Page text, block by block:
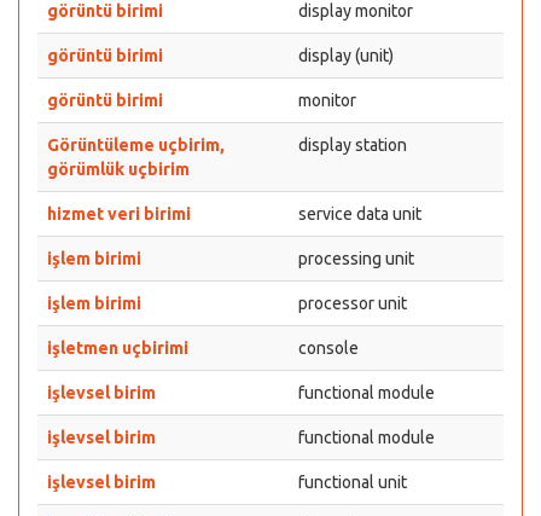
görüntü birimi display monitor
görüntü birimi display (unit)
görüntü birimi monitor
Görüntüleme uçbirim,
görümlük uçbirim
display station
hizmet veri birimi service data unit
işlem birimi processing unit
işlem birimi processor unit
işletmen uçbirimi console
işlevsel birim functional module
işlevsel birim functional module
işlevsel birim functional unit